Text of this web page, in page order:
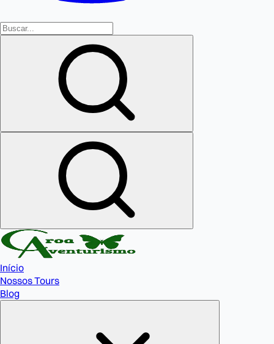
Início
Nossos Tours
Blog